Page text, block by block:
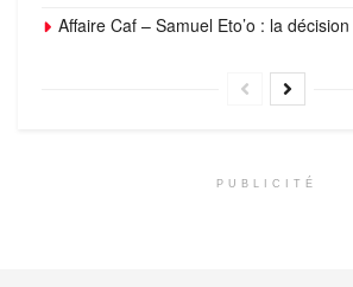
Affaire Caf – Samuel Eto’o : la
PUBLICITÉ